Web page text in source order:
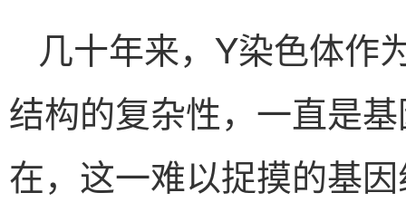
几十年来，Y染色体作
结构的复杂性，一直是
在，这一难以捉摸的基